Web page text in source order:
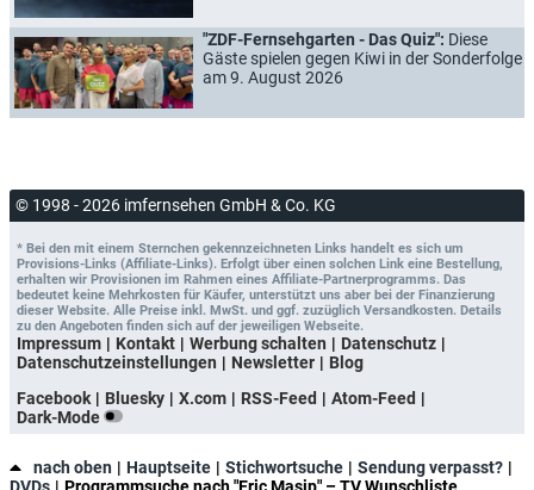
"ZDF-Fernsehgarten - Das Quiz": Diese
Gäste spielen gegen Kiwi in der Sonderfolge
am 9. August 2026
© 1998 - 2026 imfernsehen GmbH & Co. KG
* Bei den mit einem Sternchen gekennzeichneten Links handelt es sich um
Provisions-Links (Affiliate-Links). Erfolgt über einen solchen Link eine Bestellung,
erhalten wir Provisionen im Rahmen eines Affiliate-Partnerprogramms. Das
bedeutet keine Mehrkosten für Käufer, unterstützt uns aber bei der Finanzierung
dieser Website. Alle Preise inkl. MwSt. und ggf. zuzüglich Versandkosten. Details
zu den Angeboten finden sich auf der jeweiligen Webseite.
Impressum Kontakt Werbung schalten
Datenschutz
Datenschutzeinstellungen
Newsletter
Blog
Facebook
Bluesky X.com RSS-Feed
Atom-Feed
Dark-Mode
nach oben Hauptseite Stichwortsuche
Sendung verpasst?
DVDs
Programmsuche nach "Eric Masip" – TV Wunschliste